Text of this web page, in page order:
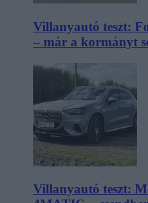
Villanyautó teszt:
– már a kormányt
Villanyautó teszt: